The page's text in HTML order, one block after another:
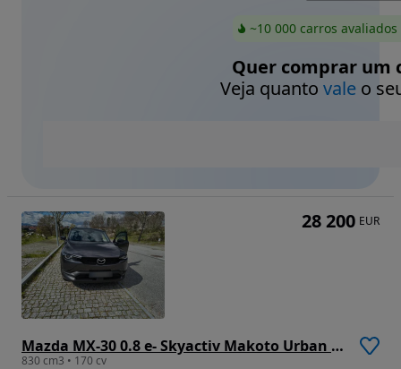
~10 000 carros
Quer comprar um
Veja quanto valeo
Mazda MX-30 0.8 e- Skyactiv Makoto Urban Expression +Driv. Ass.So.+Sun.(ALH)
830 cm3 • 170 cv
28 200 EUR